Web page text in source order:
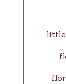
little